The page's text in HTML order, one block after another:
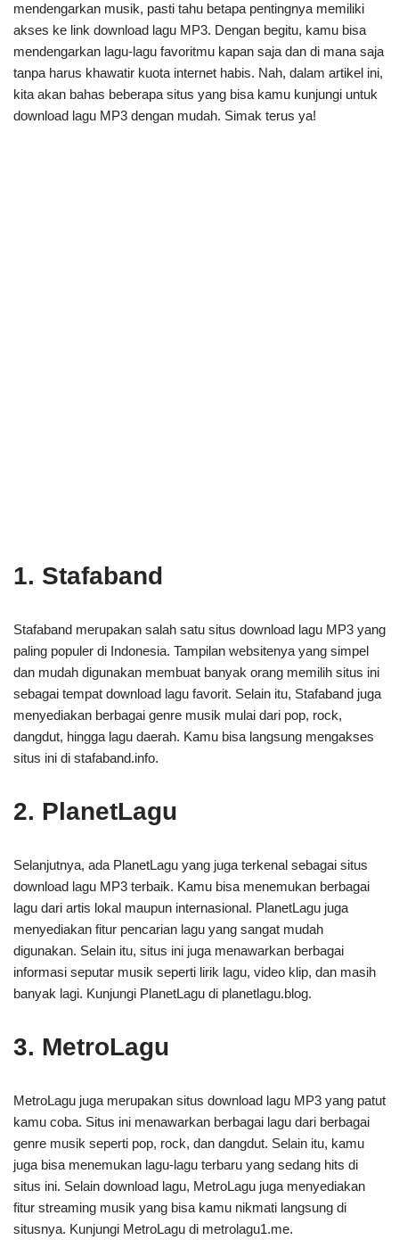
mendengarkan musik, pasti tahu betapa pentingnya memiliki
akses ke link download lagu MP3. Dengan begitu, kamu bisa
mendengarkan lagu-lagu favoritmu kapan saja dan di mana saja
tanpa harus khawatir kuota internet habis. Nah, dalam artikel ini,
kita akan bahas beberapa situs yang bisa kamu kunjungi untuk
download lagu MP3 dengan mudah. Simak terus ya!
1. Stafaband
Stafaband merupakan salah satu situs download lagu MP3 yang
paling populer di Indonesia. Tampilan websitenya yang simpel
dan mudah digunakan membuat banyak orang memilih situs ini
sebagai tempat download lagu favorit. Selain itu, Stafaband juga
menyediakan berbagai genre musik mulai dari pop, rock,
dangdut, hingga lagu daerah. Kamu bisa langsung mengakses
situs ini di stafaband.info.
2. PlanetLagu
Selanjutnya, ada PlanetLagu yang juga terkenal sebagai situs
download lagu MP3 terbaik. Kamu bisa menemukan berbagai
lagu dari artis lokal maupun internasional. PlanetLagu juga
menyediakan fitur pencarian lagu yang sangat mudah
digunakan. Selain itu, situs ini juga menawarkan berbagai
informasi seputar musik seperti lirik lagu, video klip, dan masih
banyak lagi. Kunjungi PlanetLagu di planetlagu.blog.
3. MetroLagu
MetroLagu juga merupakan situs download lagu MP3 yang patut
kamu coba. Situs ini menawarkan berbagai lagu dari berbagai
genre musik seperti pop, rock, dan dangdut. Selain itu, kamu
juga bisa menemukan lagu-lagu terbaru yang sedang hits di
situs ini. Selain download lagu, MetroLagu juga menyediakan
fitur streaming musik yang bisa kamu nikmati langsung di
situsnya. Kunjungi MetroLagu di metrolagu1.me.